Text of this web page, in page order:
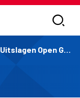
Uitslagen Open Groningen